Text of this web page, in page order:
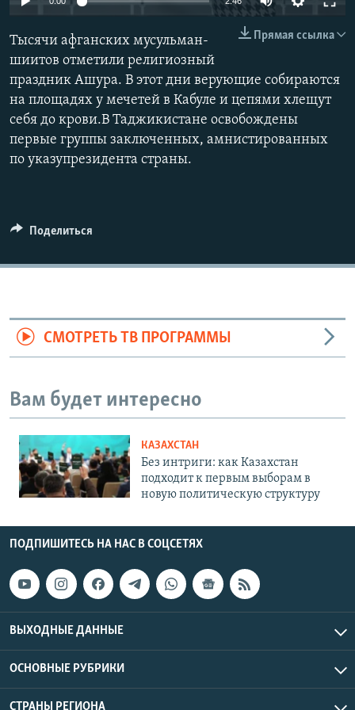
Прямая ссылка
Тысячи афганских мусульман-
шиитов отметили религиозный
праздник Ашура. В этот дни верующие собираются
на площадях у мечетей в Кабуле и цепями хлещут
себя до крови.В Таджикистане освобождены
первые группы заключенных, амнистированных
по указупрезидента страны.
Поделиться
СМОТРЕТЬ ТВ ПРОГРАММЫ
Вам будет интересно
КАЗАХСТАН
Без интриги: как Казахстан
подходит к первым выборам в
новую политическую структуру
ПОДПИШИТЕСЬ НА НАС В СОЦСЕТЯХ
ВЫХОДНЫЕ ДАННЫЕ
ОСНОВНЫЕ РУБРИКИ
СТРАНЫ РЕГИОНА